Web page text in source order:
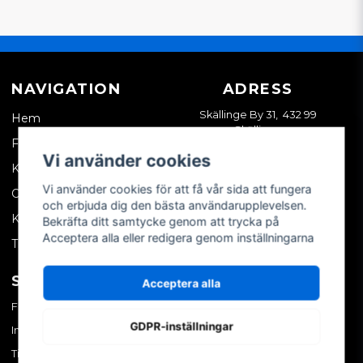
NAVIGATION
Hem
Företagskund
Kontakta oss
Om oss
Köpvillkor
Tips & trix
ADRESS
Skällinge By 31, 432 99
Skällinge
SOCIALA MEDIER
Facebook
Instagram
TikTok
MITT KONTO
Skapa konto
Vi använder cookies
Vi använder cookies för att få vår sida att fungera
och erbjuda dig den bästa användarupplevelsen.
Bekräfta ditt samtycke genom att trycka på
Acceptera alla eller redigera genom inställningarna
Acceptera alla
GDPR-inställningar